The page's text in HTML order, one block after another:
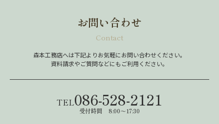
お問い合わせ
Contact
森本工務店へは下記よりお気軽にお問い合わせください。
資料請求やご質問などにもご利用ください。
TEL086-528-2121
受付時間 8:00～17:30